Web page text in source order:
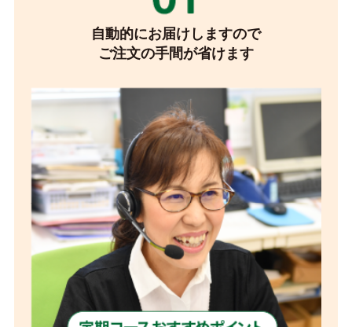
自動的にお届けしますので
ご注文の手間が省けます